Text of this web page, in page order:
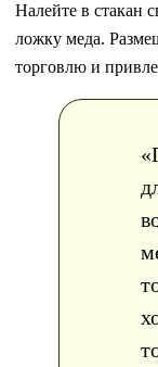
Налейте в стакан
ложку меда.
торговлю и